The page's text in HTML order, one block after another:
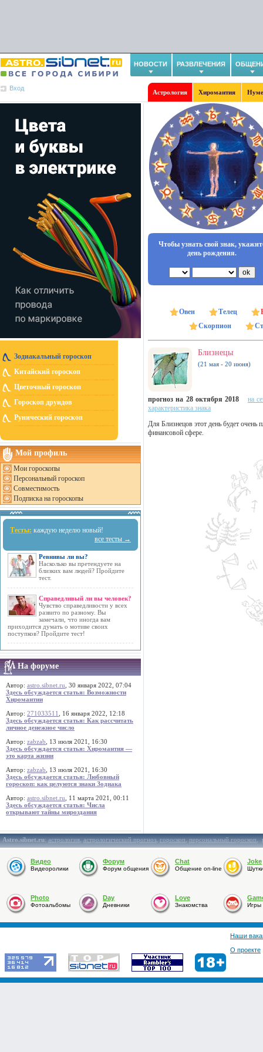
НОВОСТИ РАЗВЛЕЧЕНИЯ
Вход
Астрология Хиромантия
Зодиакальный гороскоп
Китайский гороскоп
Цветочный гороскоп
Гороскоп друидов
Рунический гороскоп
Мой профиль
Мои гороскопы
Персональный гороскоп
Совместимость
Подписка на гороскопы
Тесты: каждую неделю новый!
все тесты →
Ревнивы ли вы?
Насколько вы претендуете на
близких вам людей? Пройдите
тест.
Справедливый ли вы человек?
Чувство справедливости у всех
развито по разному. Вы
замечали, что иногда вам
приходится думать о мотиве своих
поступков? Пройдите тест!
На форуме
Автор: astro.sibnet.ru , 30 января 2022, 07:04
Здесь обсуждается статья: Возможности
Хиромантии
Автор: 271033511
, 16 января 2022, 12:18
Здесь обсуждается статья: Как рассчитать
личное денежное число
Автор: zabzab , 13 июля 2021, 16:30
Здесь обсуждается статья: Хиромантия —
это карта жизни
Автор: zabzab , 13 июля 2021, 16:30
Здесь обсуждается статья: Любовный
гороскоп: как целуются знаки Зодиака
Автор: astro.sibnet.ru , 11 марта 2021, 00:11
Здесь обсуждается статья: Числа
открывают тайны мироздания
Чтобы узнать свой знак,
день рождения.
Овен Телец
Скорпион
Близнецы
(21 мая - 20 июня)
прогноз на 28 октября 2018
на
характеристика знака
Для Близнецов этот день будет
финансовой сфере.
Astro.sibnet.ru:астрология,астрологический прогноз,гороскоп,персональный гороскоп,
Видео
Видеоролики
Форум
Форум общения
Chat
Общение on-line
Joke
Photo
Фотоальбомы
Day
Дневники
Love
Знакомства Игры
Наши
О проекте